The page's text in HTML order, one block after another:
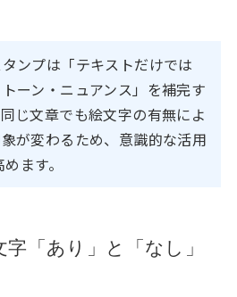
ンプは「テキストだけでは
ーン・ニュアンス」を補完す
じ文章でも絵文字の有無によ
が変わるため、意識的な活用
ます。
「あり」と「なし」